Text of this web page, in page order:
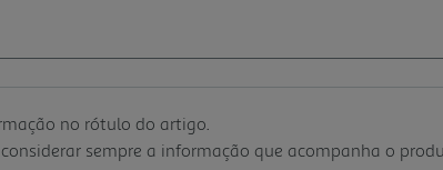
no rótulo do artigo.
sempre a informação que acompanha o